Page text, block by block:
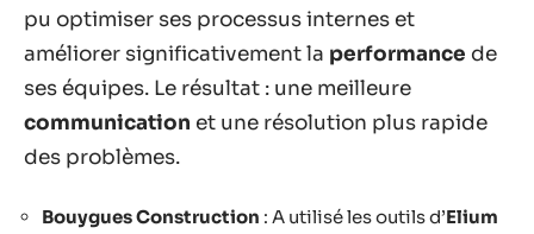
pu optimiser ses processus internes et
améliorer significativement la performance de
ses équipes. Le résultat : une meilleure
communication et une résolution plus rapide
des problèmes.
Bouygues Construction : A utilisé les outils d’Elium